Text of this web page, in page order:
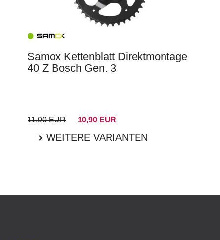
Samox Kettenblatt Direktmontage
40 Z Bosch Gen. 3
11,90 EUR 10,90 EUR
WEITERE VARIANTEN